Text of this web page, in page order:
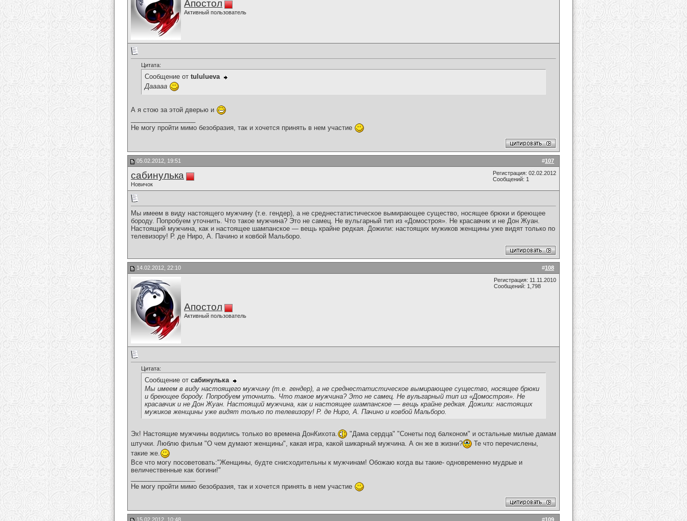
Апостол
Активный пользователь
Цитата:
Сообщение от tululueva
Дааааа
А я стою за этой дверью и
Не могу пройти мимо безобразия, так и хочется принять в нем участие
#107
05.02.2012, 19:51
сабинулька
Новичок
Регистрация: 02.02.2012
Сообщений: 1
Мы имеем в виду настоящего мужчину (т.е. гендер), а не среднестатистическое вымирающее существо, носящее брюки и бреющее
бороду. Попробуем уточнить. Что такое мужчина? Это не самец. Не вульгарный тип из «Домостроя». Не красавчик и не Дон Жуан.
Настоящий мужчина, как и настоящее шампанское — вещь крайне редкая. Дожили: настоящих мужиков женщины уже видят только по
телевизору! Р. де Ниро, А. Пачино и ковбой Мальборо.
#108
14.02.2012, 22:10
Апостол
Активный пользователь
Регистрация: 11.11.2010
Сообщений: 1,798
Цитата:
Сообщение от сабинулька
Мы имеем в виду настоящего мужчину (т.е. гендер), а не среднестатистическое вымирающее существо, носящее брюки
и бреющее бороду. Попробуем уточнить. Что такое мужчина? Это не самец. Не вульгарный тип из «Домостроя». Не
красавчик и не Дон Жуан. Настоящий мужчина, как и настоящее шампанское — вещь крайне редкая. Дожили: настоящих
мужиков женщины уже видят только по телевизору! Р. де Ниро, А. Пачино и ковбой Мальборо.
Эх! Настоящие мужчины водились только во времена ДонКихота.
"Дама сердца" "Сонеты под балконом" и остальные милые дамам
штучки. Люблю фильм "О чем думают женщины", какая игра, какой шикарный мужчина. А он же в жизни?
Те что перечислены,
такие же.
Все что могу посоветовать:"Женщины, будте снисходительны к мужчинам! Обожаю когда вы такие- одновременно мудрые и
величественные как богини!"
Не могу пройти мимо безобразия, так и хочется принять в нем участие
#109
15.02.2012, 10:48